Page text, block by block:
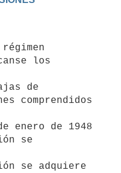
los
de
comprendidos
enero de 1948
se
se adquiere